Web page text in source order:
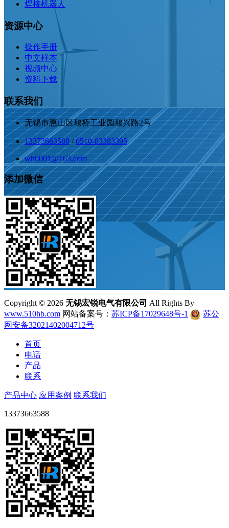
焊接机器人
资源中心
操作手册
中文样本
视频中心
资料下载
联系我们
无锡市惠山区堰桥工业园堰兴路2号
13373663588/0510-83383395
wh0001@163.com
添加微信
Copyright © 2026 无锡宏锐电气有限公司 All Rights By
www.510hb.com 网站备案号： 苏ICP备17029648号-1
苏公
网安备32021402004712号
首页
电话
产品
联系
产品中心 应用案例 联系我们
13373663588